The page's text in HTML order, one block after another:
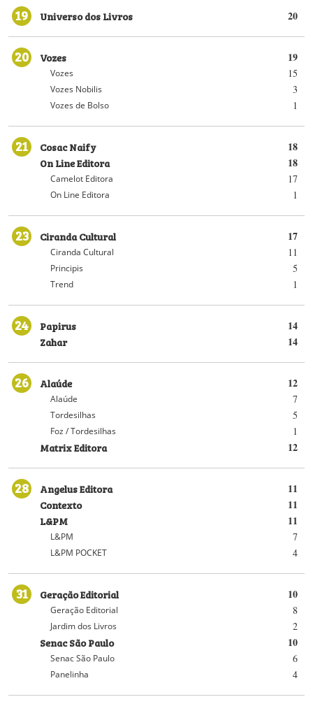
19 20
Universo dos Livros
20 19
Vozes
15
Vozes
3
Vozes Nobilis
1
Vozes de Bolso
21 18
Cosac Naify
18
On Line Editora
17
Camelot Editora
1
On Line Editora
23 17
Ciranda Cultural
11
Ciranda Cultural
5
Principis
1
Trend
24 14
Papirus
14
Zahar
26 12
Alaúde
7
Alaúde
5
Tordesilhas
1
Foz / Tordesilhas
12
Matrix Editora
28 11
Angelus Editora
11
Contexto
11
L&PM
7
L&PM
4
L&PM POCKET
31 10
Geração Editorial
8
Geração Editorial
2
Jardim dos Livros
10
Senac São Paulo
6
Senac São Paulo
4
Panelinha